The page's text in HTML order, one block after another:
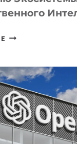
В
ПРИОРИТЕТНЫЕ
ЗАДАЧИ
ПО
РАЗВИТИЮ
ЭКОСИСТЕМЫ
ИСКУССТВЕННОГО